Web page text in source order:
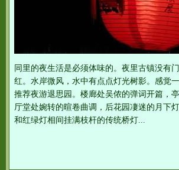
同里的夜生活是必须体味的。夜里古镇没有
红。水岸微风，水中有点点灯光树影。感觉
推荐夜游退思园。楼廊处吴侬的弹词开篇，
厅堂处婉转的暄卷曲调，后花园凄迷的月下
和红绿灯相间挂满枝杆的传统桥灯...